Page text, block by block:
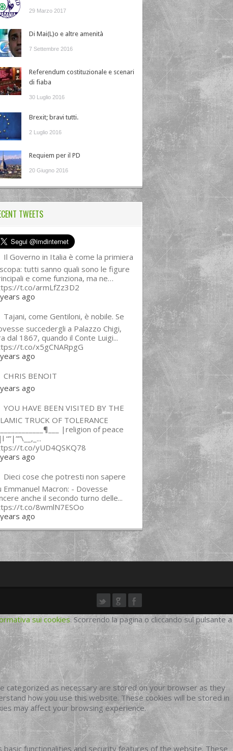
29 Marzo 2017
Di Mai(L)o e altre amenità
7 Settembre 2016
Referendum costituzionale e scenari
di fiaba
30 Luglio 2016
Brexit; bravi tutti.
2 Luglio 2016
Requiem per il PD
20 Giugno 2016
TWEETS
Il Governo in Italia è come la primiera
tutti sanno quali sono le figure
e come funziona, ma ne…
t.co/armLfZz3D2
ago
Tajani, come Gentiloni, è nobile. Se
succedergli a Palazzo Chigi,
dal 1867, quando il Conte Luigi...
t.co/x5gCNARpgG
ago
CHRIS BENOIT
ago
YOU HAVE BEEN VISITED BY THE
TRUCK OF TOLERANCE
|religion of peace
“”|””\__,_...
t.co/yUD4QSKQ78
ago
Dieci cose che potresti non sapere
Emmanuel Macron: - Dovesse
anche il secondo turno delle...
t.co/8wmlN7ESOo
ago
sui cookies. Scorrendo la pagina o cliccando sul pulsante a
categorized as necessary are stored on your browser as they
how you use this website. These cookies will be stored in
may affect your browsing experience.
functionalities and security features of the website. These